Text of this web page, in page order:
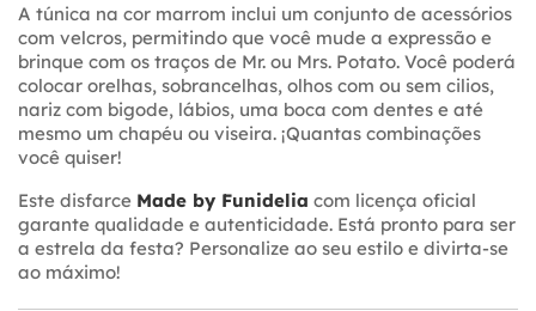
A túnica na cor marrom inclui um conjunto de acessórios
com velcros, permitindo que você mude a expressão e
brinque com os traços de Mr. ou Mrs. Potato. Você poderá
colocar orelhas, sobrancelhas, olhos com ou sem cilios,
nariz com bigode, lábios, uma boca com dentes e até
mesmo um chapéu ou viseira. ¡Quantas combinações
você quiser!
Este disfarce Made by Funidelia com licença oficial
garante qualidade e autenticidade. Está pronto para ser
a estrela da festa? Personalize ao seu estilo e divirta-se
ao máximo!